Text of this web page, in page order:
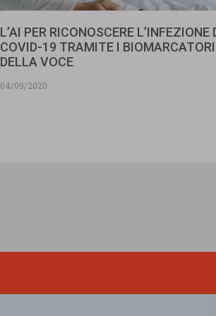
L’AI PER RICONOSCERE L’INFEZIONE
COVID-19 TRAMITE I BIOMARCATORI
DELLA VOCE
04/09/2020